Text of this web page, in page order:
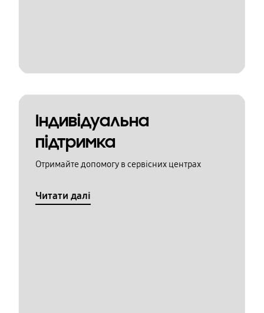
Індивідуальна
підтримка
Отримайте допомогу в сервісних центрах
Читати далі